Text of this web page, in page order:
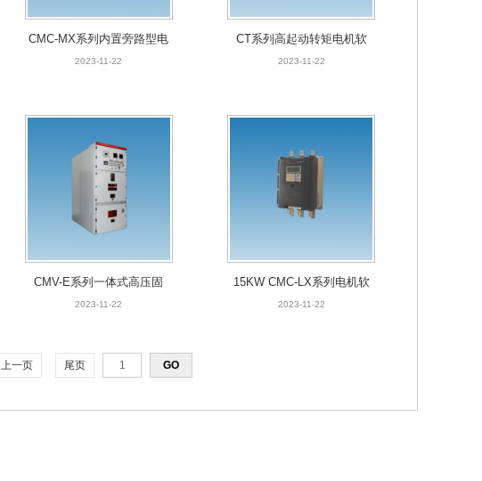
CMC-MX系列内置旁路型电
机软起动器
2023-11-22
CT系列高起动转矩电机软
启动器
2023-11-22
CMV-E系列一体式高压固
态软起动装置
2023-11-22
15KW CMC-LX系列电机软
起动器
2023-11-22
上一页 尾页